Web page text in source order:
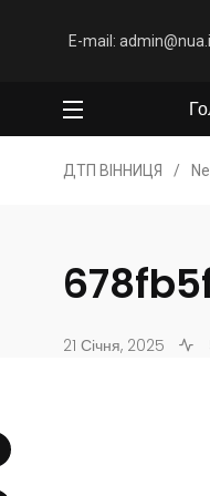
E-mail:
ДТП ВІННИЦЯ /
21 Січня, 2025